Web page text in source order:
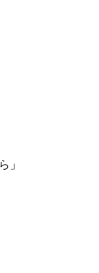
」